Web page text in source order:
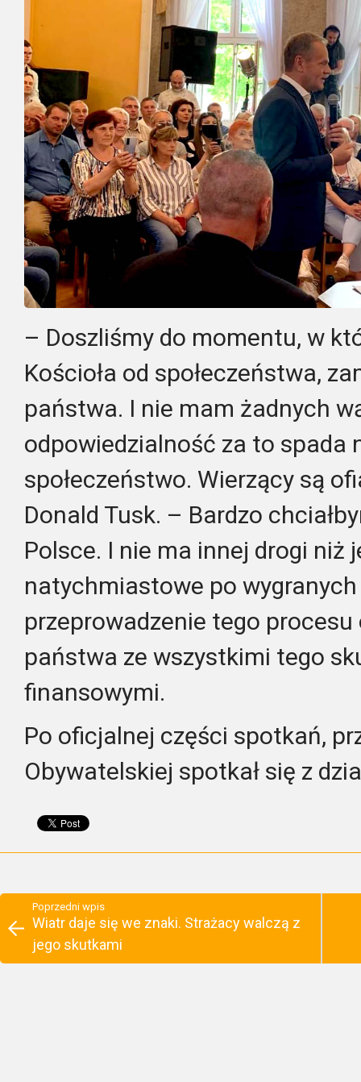
– Doszliśmy do momentu, w
Kościoła od społeczeństwa,
państwa. I nie mam żadnych
odpowiedzialność za to spada
społeczeństwo. Wierzący są
Donald Tusk. – Bardzo
Polsce. I nie ma innej drogi niż
natychmiastowe po
przeprowadzenie tego procesu
państwa ze wszystkimi tego
finansowymi.
Po oficjalnej części spotkań,
Obywatelskiej spotkał się z
Poprzedni wpis
Wiatr daje się we znaki. Strażacy walczą z
jego skutkami